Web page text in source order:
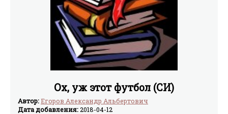
Ох, уж этот футбол (СИ)
Автор:Егоров Александр Альбертович
Дата добавления:2018-04-12